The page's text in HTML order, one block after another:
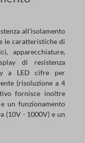
all'isolamento
le caratteristiche di
apparecchiature,
di resistenza
a LED cifre per
(risoluzione a 4
fornisce inoltre
un funzionamento
(10V - 1000V) e un